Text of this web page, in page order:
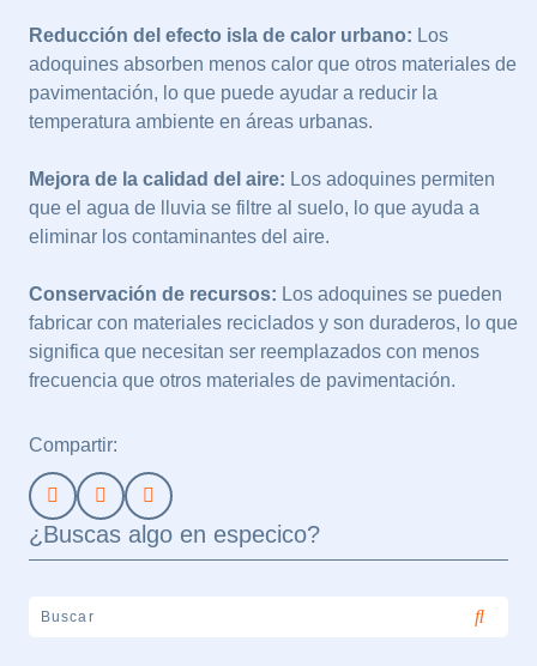
Reducción del efecto isla de calor urbano: Los
adoquines absorben menos calor que otros materiales de
pavimentación, lo que puede ayudar a reducir la
temperatura ambiente en áreas urbanas.
Mejora de la calidad del aire: Los adoquines permiten
que el agua de lluvia se filtre al suelo, lo que ayuda a
eliminar los contaminantes del aire.
Conservación de recursos: Los adoquines se pueden
fabricar con materiales reciclados y son duraderos, lo que
significa que necesitan ser reemplazados con menos
frecuencia que otros materiales de pavimentación.
Compartir:
¿Buscas algo en especico?